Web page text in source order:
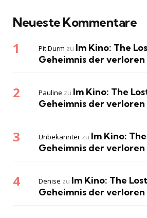
Neueste Kommentare
Pit Durm zu Im Kino: The
Geheimnis der
Pauline zu Im Kino: The
Geheimnis der
Unbekannter zu Im Kino:
Geheimnis der
Denise zu Im Kino: The
Geheimnis der